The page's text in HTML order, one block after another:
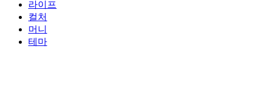
라이프
컬처
머니
테마